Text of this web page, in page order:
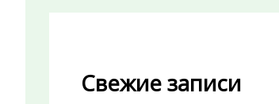
Свежие записи